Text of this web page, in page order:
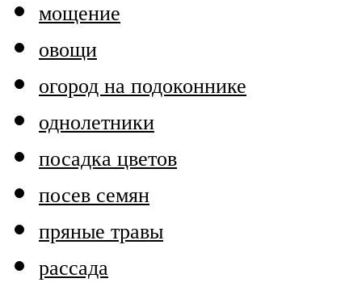
мощение
овощи
огород на подоконнике
однолетники
посадка цветов
посев семян
пряные травы
рассада